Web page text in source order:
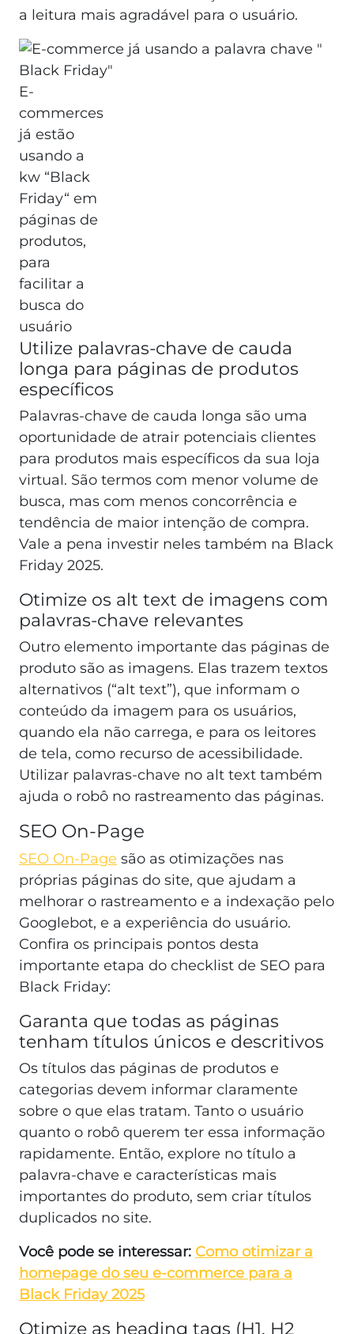
a leitura mais agradável para o usuário.
E-
commerces
já estão
usando a
kw “Black
Friday“ em
páginas de
produtos,
para
facilitar a
busca do
usuário
Utilize palavras-chave de cauda
longa para páginas de produtos
específicos
Palavras-chave de cauda longa são uma
oportunidade de atrair potenciais clientes
para produtos mais específicos da sua loja
virtual. São termos com menor volume de
busca, mas com menos concorrência e
tendência de maior intenção de compra.
Vale a pena investir neles também na Black
Friday 2025.
Otimize os alt text de imagens com
palavras-chave relevantes
Outro elemento importante das páginas de
produto são as imagens. Elas trazem textos
alternativos (“alt text”), que informam o
conteúdo da imagem para os usuários,
quando ela não carrega, e para os leitores
de tela, como recurso de acessibilidade.
Utilizar palavras-chave no alt text também
ajuda o robô no rastreamento das páginas.
SEO On-Page
SEO On-Page são as otimizações nas
próprias páginas do site, que ajudam a
melhorar o rastreamento e a indexação pelo
Googlebot, e a experiência do usuário.
Confira os principais pontos desta
importante etapa do checklist de SEO para
Black Friday:
Garanta que todas as páginas
tenham títulos únicos e descritivos
Os títulos das páginas de produtos e
categorias devem informar claramente
sobre o que elas tratam. Tanto o usuário
quanto o robô querem ter essa informação
rapidamente. Então, explore no título a
palavra-chave e características mais
importantes do produto, sem criar títulos
duplicados no site.
Você pode se interessar: Como otimizar a
homepage do seu e-commerce para a
Black Friday 2025
Otimize as heading tags (H1, H2